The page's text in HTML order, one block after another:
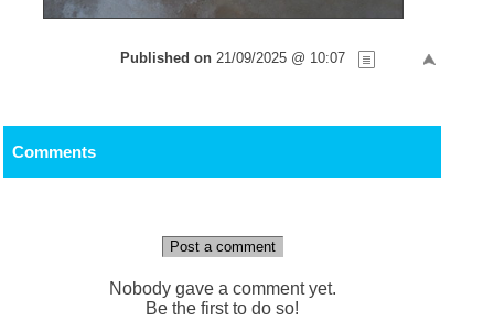
Published on 21/09/2025 @ 10:07
Comments
Post a comment
Nobody gave a comment yet.
Be the first to do so!